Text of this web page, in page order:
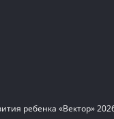
ребенка «Вектор»